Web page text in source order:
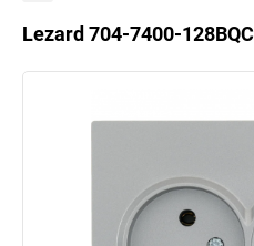
Lezard 704-7400-128BQC